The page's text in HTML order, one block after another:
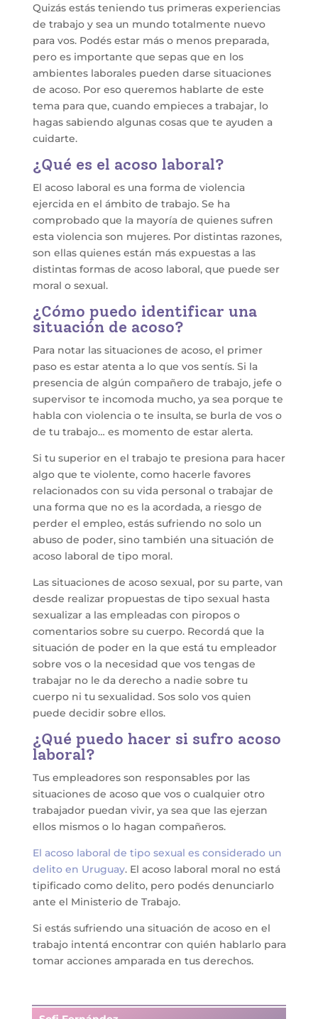
Quizás estás teniendo tus primeras experiencias
de trabajo y sea un mundo totalmente nuevo
para vos. Podés estar más o menos preparada,
pero es importante que sepas que en los
ambientes laborales pueden darse situaciones
de acoso. Por eso queremos hablarte de este
tema para que, cuando empieces a trabajar, lo
hagas sabiendo algunas cosas que te ayuden a
cuidarte.
¿Qué es el acoso laboral?
El acoso laboral es una forma de violencia
ejercida en el ámbito de trabajo. Se ha
comprobado que la mayoría de quienes sufren
esta violencia son mujeres. Por distintas razones,
son ellas quienes están más expuestas a las
distintas formas de acoso laboral, que puede ser
moral o sexual.
¿Cómo puedo identificar una
situación de acoso?
Para notar las situaciones de acoso, el primer
paso es estar atenta a lo que vos sentís. Si la
presencia de algún compañero de trabajo, jefe o
supervisor te incomoda mucho, ya sea porque te
habla con violencia o te insulta, se burla de vos o
de tu trabajo… es momento de estar alerta.
Si tu superior en el trabajo te presiona para hacer
algo que te violente, como hacerle favores
relacionados con su vida personal o trabajar de
una forma que no es la acordada, a riesgo de
perder el empleo, estás sufriendo no solo un
abuso de poder, sino también una situación de
acoso laboral de tipo moral.
Las situaciones de acoso sexual, por su parte, van
desde realizar propuestas de tipo sexual hasta
sexualizar a las empleadas con piropos o
comentarios sobre su cuerpo. Recordá que la
situación de poder en la que está tu empleador
sobre vos o la necesidad que vos tengas de
trabajar no le da derecho a nadie sobre tu
cuerpo ni tu sexualidad. Sos solo vos quien
puede decidir sobre ellos.
¿Qué puedo hacer si sufro acoso
laboral?
Tus empleadores son responsables por las
situaciones de acoso que vos o cualquier otro
trabajador puedan vivir, ya sea que las ejerzan
ellos mismos o lo hagan compañeros.
El acoso laboral de tipo sexual es considerado un
delito en Uruguay. El acoso laboral moral no está
tipificado como delito, pero podés denunciarlo
ante el Ministerio de Trabajo.
Si estás sufriendo una situación de acoso en el
trabajo intentá encontrar con quién hablarlo para
tomar acciones amparada en tus derechos.